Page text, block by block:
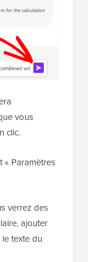
vous
clic.
« Paramètres
verrez des
ajouter
texte du